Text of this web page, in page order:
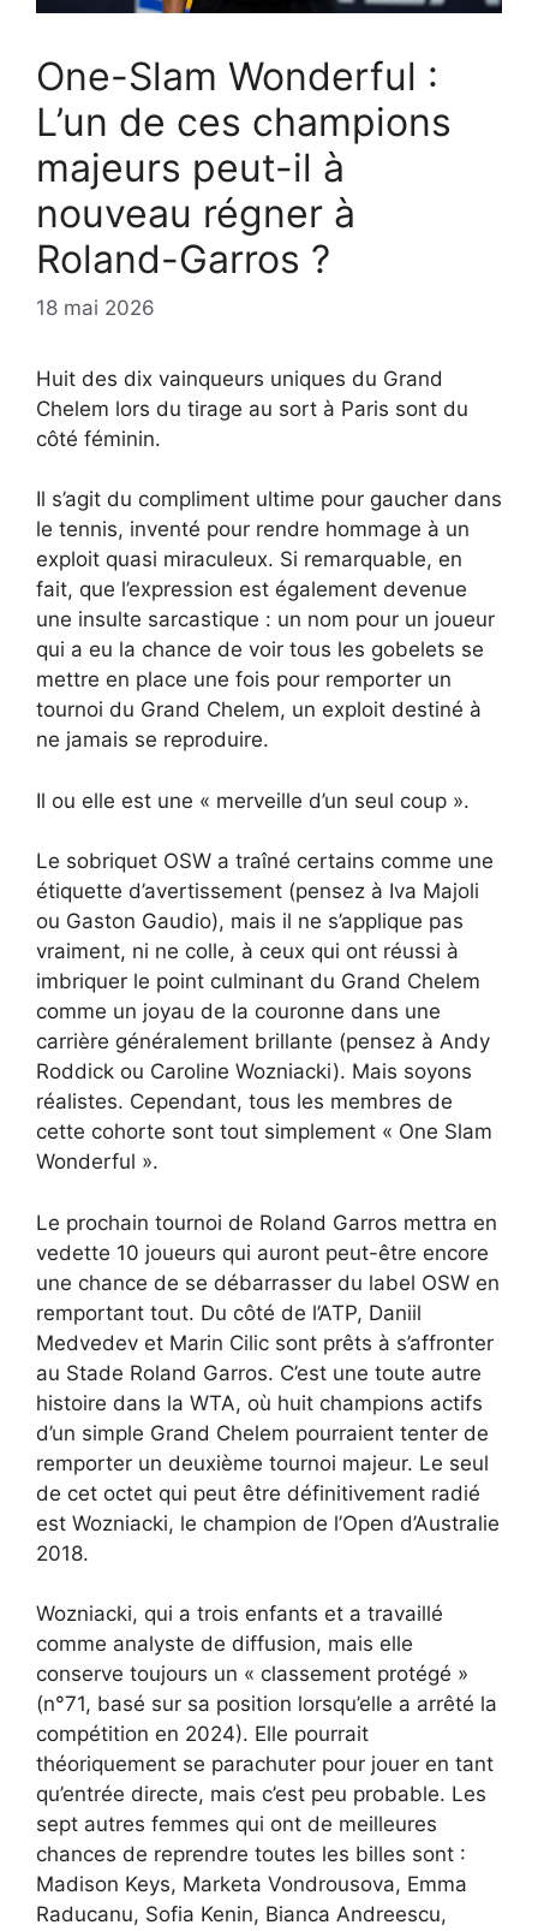
One-Slam Wonderful :
L’un de ces champions
majeurs peut-il à
nouveau régner à
Roland-Garros ?
18 mai 2026
Huit des dix vainqueurs uniques du Grand
Chelem lors du tirage au sort à Paris sont du
côté féminin.
Il s’agit du compliment ultime pour gaucher dans
le tennis, inventé pour rendre hommage à un
exploit quasi miraculeux. Si remarquable, en
fait, que l’expression est également devenue
une insulte sarcastique : un nom pour un joueur
qui a eu la chance de voir tous les gobelets se
mettre en place une fois pour remporter un
tournoi du Grand Chelem, un exploit destiné à
ne jamais se reproduire.
Il ou elle est une « merveille d’un seul coup ».
Le sobriquet OSW a traîné certains comme une
étiquette d’avertissement (pensez à Iva Majoli
ou Gaston Gaudio), mais il ne s’applique pas
vraiment, ni ne colle, à ceux qui ont réussi à
imbriquer le point culminant du Grand Chelem
comme un joyau de la couronne dans une
carrière généralement brillante (pensez à Andy
Roddick ou Caroline Wozniacki). Mais soyons
réalistes. Cependant, tous les membres de
cette cohorte sont tout simplement « One Slam
Wonderful ».
Le prochain tournoi de Roland Garros mettra en
vedette 10 joueurs qui auront peut-être encore
une chance de se débarrasser du label OSW en
remportant tout. Du côté de l’ATP, Daniil
Medvedev et Marin Cilic sont prêts à s’affronter
au Stade Roland Garros. C’est une toute autre
histoire dans la WTA, où huit champions actifs
d’un simple Grand Chelem pourraient tenter de
remporter un deuxième tournoi majeur. Le seul
de cet octet qui peut être définitivement radié
est Wozniacki, le champion de l’Open d’Australie
2018.
Wozniacki, qui a trois enfants et a travaillé
comme analyste de diffusion, mais elle
conserve toujours un « classement protégé »
(n°71, basé sur sa position lorsqu’elle a arrêté la
compétition en 2024). Elle pourrait
théoriquement se parachuter pour jouer en tant
qu’entrée directe, mais c’est peu probable. Les
sept autres femmes qui ont de meilleures
chances de reprendre toutes les billes sont :
Madison Keys, Marketa Vondrousova, Emma
Raducanu, Sofia Kenin, Bianca Andreescu,